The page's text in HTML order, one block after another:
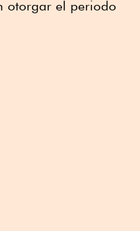
otorgar el periodo